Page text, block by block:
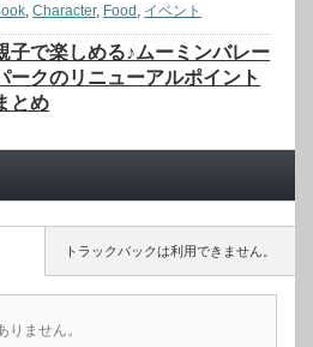
,Character, Food , イベント
子で楽しめる♪ムーミンバレー
ークのリニューアルポイント
とめ
トラックバックは利用できません。
りません。